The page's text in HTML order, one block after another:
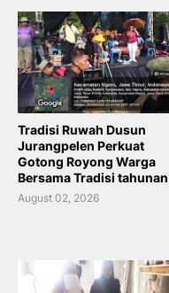
Tradisi Ruwah Dusun
Jurangpelen Perkuat
Gotong Royong Warga
Bersama Tradisi tahunan
August 02, 2026